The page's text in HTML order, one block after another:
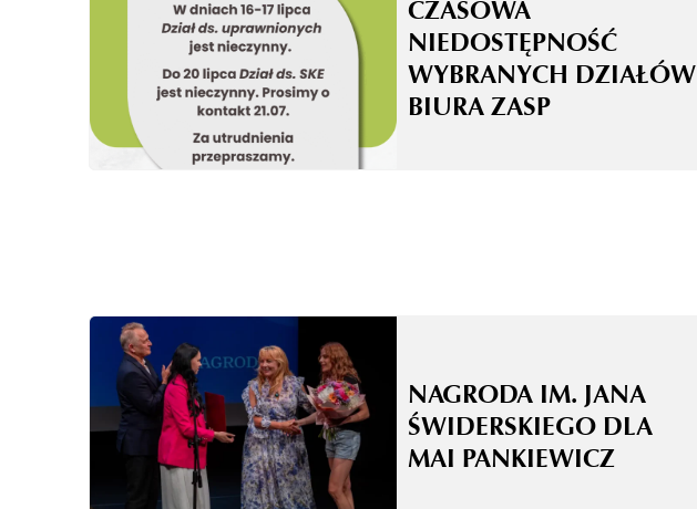
CZASOWA
NIEDOSTĘPNOŚĆ
WYBRANYCH DZIAŁÓW
BIURA ZASP
NAGRODA IM. JANA
ŚWIDERSKIEGO DLA
MAI PANKIEWICZ